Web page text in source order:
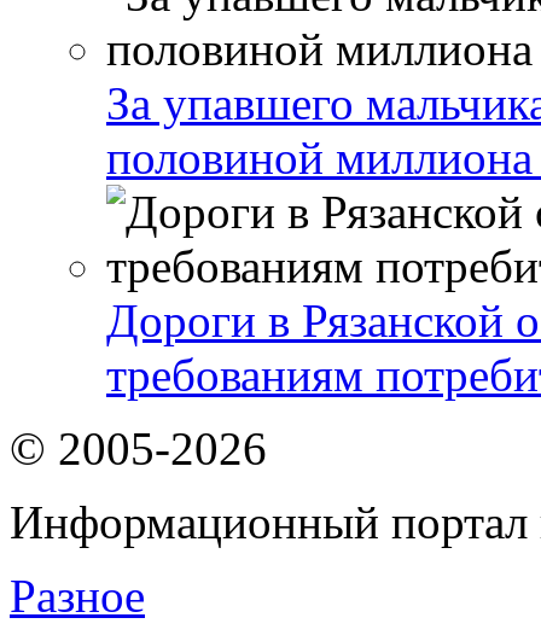
За упавшего
половиной миллиона
Дороги в Рязанской
требованиям
© 2005-2026
Информационный портал
Разное